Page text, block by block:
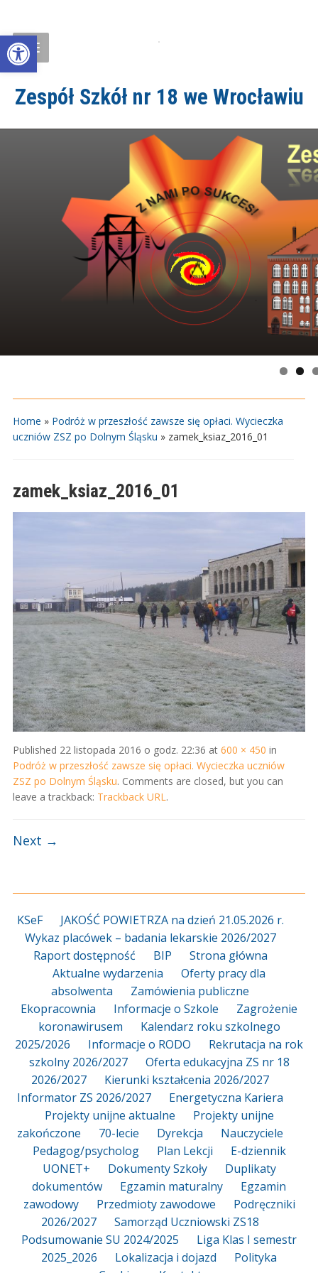
Open toolbar
Zespół Szkół nr 18 we Wrocławiu
Home » Podróż w przeszłość zawsze się opłaci. Wycieczka
uczniów ZSZ po Dolnym Śląsku » zamek_ksiaz_2016_01
zamek_ksiaz_2016_01
Published 22 listopada 2016 o godz. 22:36 at 600 × 450 in
Podróż w przeszłość zawsze się opłaci. Wycieczka uczniów
ZSZ po Dolnym Śląsku. Comments are closed, but you can
leave a trackback: Trackback URL.
Next →
KSeF
JAKOŚĆ POWIETRZA na dzień 21.05.2026 r.
Wykaz placówek – badania lekarskie 2026/2027
Raport dostępność
BIP
Strona główna
Aktualne wydarzenia
Oferty pracy dla
absolwenta
Zamówienia publiczne
Ekopracownia
Informacje o Szkole
Zagrożenie
koronawirusem
Kalendarz roku szkolnego
2025/2026
Informacje o RODO
Rekrutacja na rok
szkolny 2026/2027
Oferta edukacyjna ZS nr 18
2026/2027
Kierunki kształcenia 2026/2027
Informator ZS 2026/2027
Energetyczna Kariera
Projekty unijne aktualne
Projekty unijne
zakończone
70-lecie Dyrekcja
Nauczyciele
Pedagog/psycholog
Plan Lekcji
E-dziennik
UONET+
Dokumenty Szkoły
Duplikaty
dokumentów
Egzamin maturalny
Egzamin
zawodowy
Przedmioty zawodowe
Podręczniki
2026/2027
Samorząd Uczniowski ZS18
Podsumowanie SU 2024/2025
Liga Klas I semestr
2025_2026
Lokalizacja i dojazd
Polityka